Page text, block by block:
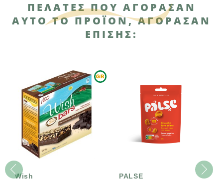
ΠΕΛΆΤΕΣ ΠΟΥ ΑΓΌΡΑΣΑΝ
ΑΥΤΌ ΤΟ ΠΡΟΪΌΝ, ΑΓΌΡΑΣΑΝ
ΕΠΊΣΗΣ:
Wish PALSE